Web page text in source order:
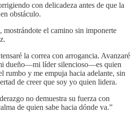
con delicadeza antes de que la
obstáculo.
, mostrándote el camino sin imponerte
la correa con arrogancia. Avanzaré
dueño—mi líder silencioso—es quien
rumbo y me empuja hacia adelante, sin
de creer que soy yo quien lidera.
no demuestra su fuerza con
de quien sabe hacia dónde va.”